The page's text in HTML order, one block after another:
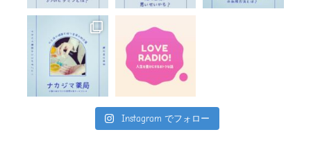
Instagram でフォロー